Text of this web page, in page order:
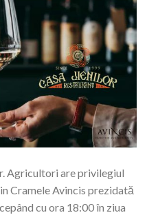
Agricultori are privilegiul
Cramele Avincis prezidată
cu ora 18:00 în ziua